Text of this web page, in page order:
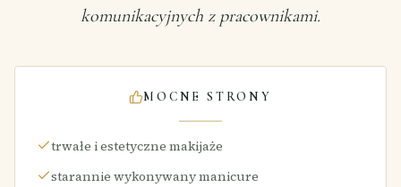
komunikacyjnych z pracownikami.
MOCNE STRONY
trwałe i estetyczne makijaże
starannie wykonywany manicure